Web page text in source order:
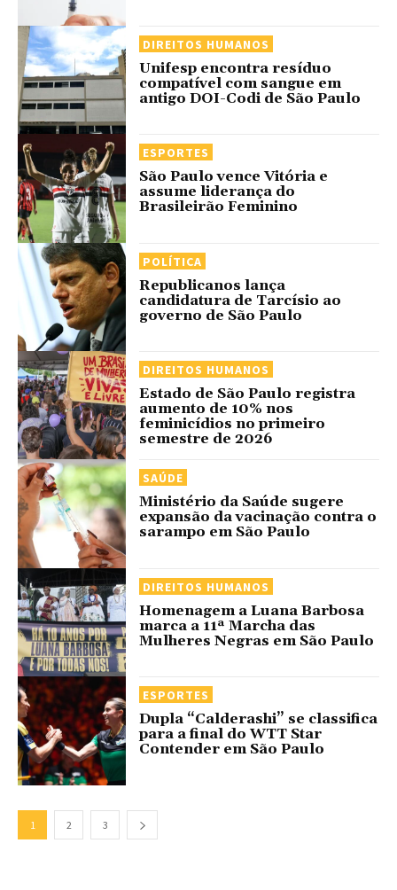
DIREITOS HUMANOS
Unifesp encontra resíduo
compatível com sangue em
antigo DOI-Codi de São Paulo
ESPORTES
São Paulo vence Vitória e
assume liderança do
Brasileirão Feminino
POLÍTICA
Republicanos lança
candidatura de Tarcísio ao
governo de São Paulo
DIREITOS HUMANOS
Estado de São Paulo registra
aumento de 10% nos
feminicídios no primeiro
semestre de 2026
SAÚDE
Ministério da Saúde sugere
expansão da vacinação contra o
sarampo em São Paulo
DIREITOS HUMANOS
Homenagem a Luana Barbosa
marca a 11ª Marcha das
Mulheres Negras em São Paulo
ESPORTES
Dupla “Calderashi” se classifica
para a final do WTT Star
Contender em São Paulo
1 2 3